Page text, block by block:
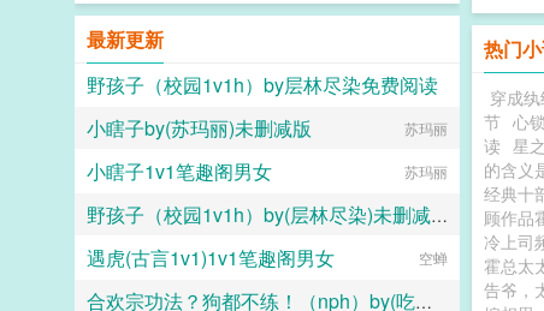
热门
穿成
节 心
读 星
的含义
经典十
顾作品
冷上司
霍总太
告爷，
最新更新
野孩子（校园1v1h）by层林尽染免费阅读
层林尽染
小瞎子by(苏玛丽)未删减版 苏玛丽
小瞎子1v1笔趣阁男女 苏玛丽
野孩子（校园1v1h）by(层林尽染)未删减版
层林尽染
遇虎(古言1v1)1v1笔趣阁男女 空蝉
合欢宗功法？狗都不练！（nph）by(吃点好的)未删减版